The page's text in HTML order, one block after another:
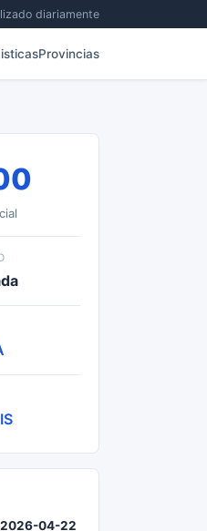
diariamente
Provincias
2026-04-22